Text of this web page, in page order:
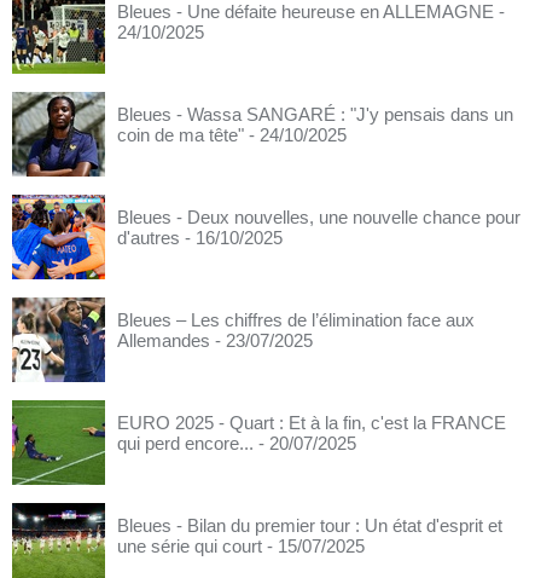
Bleues - Une défaite heureuse en ALLEMAGNE -
24/10/2025
Bleues - Wassa SANGARÉ : "J'y pensais dans un
coin de ma tête" - 24/10/2025
Bleues - Deux nouvelles, une nouvelle chance pour
d'autres - 16/10/2025
Bleues – Les chiffres de l’élimination face aux
Allemandes - 23/07/2025
EURO 2025 - Quart : Et à la fin, c'est la FRANCE
qui perd encore... - 20/07/2025
Bleues - Bilan du premier tour : Un état d'esprit et
une série qui court - 15/07/2025